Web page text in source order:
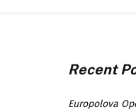
Recent
Europolova